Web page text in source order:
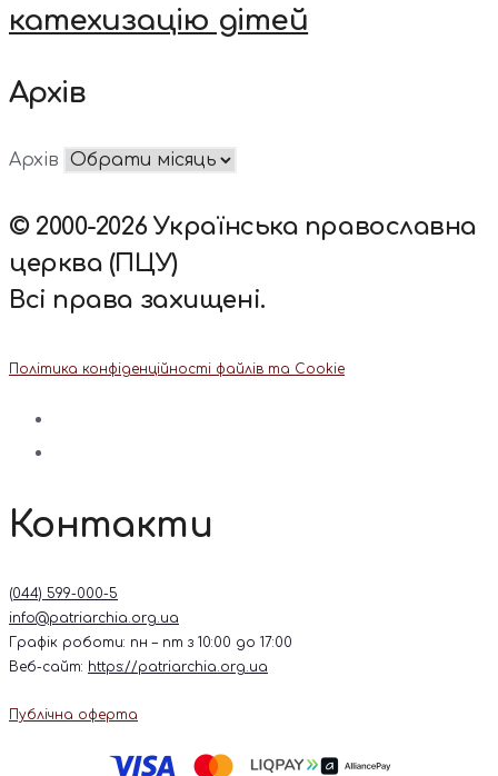
катехизацію дітей
Архів
Архів
© 2000-2026 Українська православна
церква (ПЦУ)
Всі права захищені.
Політика конфіденційності файлів та Cookie
Контакти
(044) 599-000-5
info@patriarchia.org.ua
Графік роботи: пн – пт з 10:00 до 17:00
Веб-сайт: https://patriarchia.org.ua
Публічна оферта